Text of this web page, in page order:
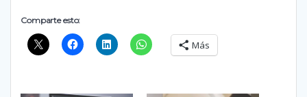
Comparte esto:
Más